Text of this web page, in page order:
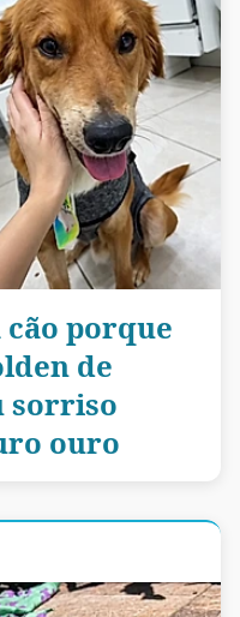
porque
de
sorriso
ouro